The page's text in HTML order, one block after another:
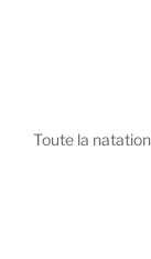
Toute la